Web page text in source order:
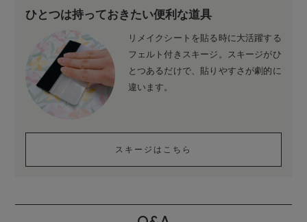
ひとつは持っておきたい便利な道具
リメイクシートを貼る時に大活躍する
フェルト付きスキージ。スキージがひ
とつあるだけで、貼りやすさが劇的に
違います。
スキージはこちら